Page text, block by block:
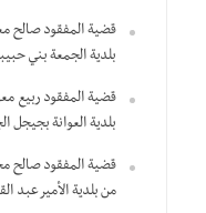
بلدية الجمعة بني
بلدية العوانة بجيجل
من بلدية الأمير عبد